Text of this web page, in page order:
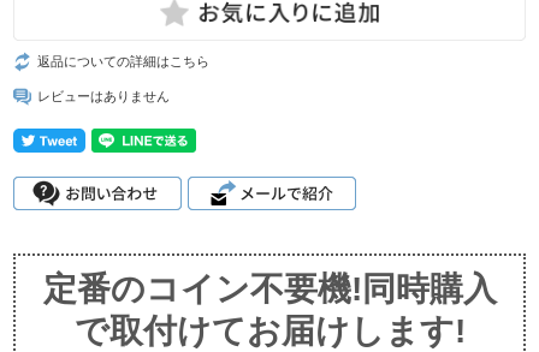
返品についての詳細はこちら
レビューはありません
定番のコイン不要機!同時購入
で取付けてお届けします!